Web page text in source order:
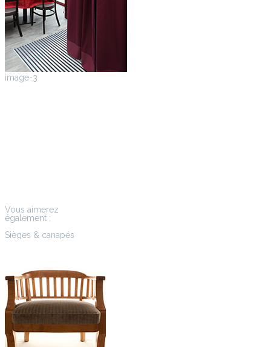
image-3
Vous aimerez
également :
Sièges & canapés